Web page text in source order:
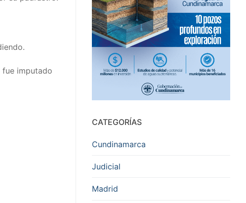
fue imputado
CATEGORÍAS
Cundinamarca
Judicial
Madrid